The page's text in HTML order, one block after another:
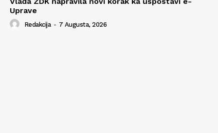
Uprave
Redakcija - 7 Augusta, 2026